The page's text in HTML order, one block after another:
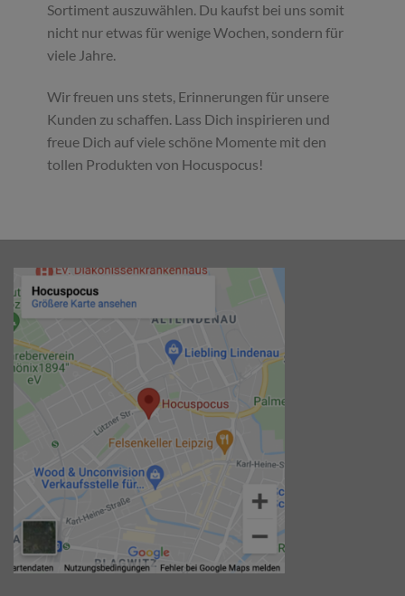
Sortiment auszuwählen. Du kaufst bei uns somit
nicht nur etwas für wenige Wochen, sondern für
viele Jahre.
Wir freuen uns stets, Erinnerungen für unsere
Kunden zu schaffen. Lass Dich inspirieren und
freue Dich auf viele schöne Momente mit den
tollen Produkten von Hocuspocus!